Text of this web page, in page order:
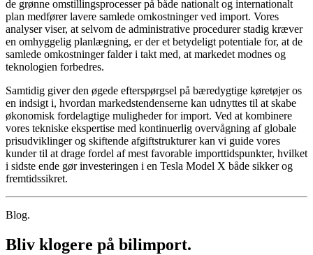
de grønne omstillingsprocesser på både nationalt og internationalt
plan medfører lavere samlede omkostninger ved import. Vores
analyser viser, at selvom de administrative procedurer stadig kræver
en omhyggelig planlægning, er der et betydeligt potentiale for, at de
samlede omkostninger falder i takt med, at markedet modnes og
teknologien forbedres.
Samtidig giver den øgede efterspørgsel på bæredygtige køretøjer os
en indsigt i, hvordan markedstendenserne kan udnyttes til at skabe
økonomisk fordelagtige muligheder for import. Ved at kombinere
vores tekniske ekspertise med kontinuerlig overvågning af globale
prisudviklinger og skiftende afgiftstrukturer kan vi guide vores
kunder til at drage fordel af mest favorable importtidspunkter, hvilket
i sidste ende gør investeringen i en Tesla Model X både sikker og
fremtidssikret.
Blog.
Bliv klogere på bilimport.